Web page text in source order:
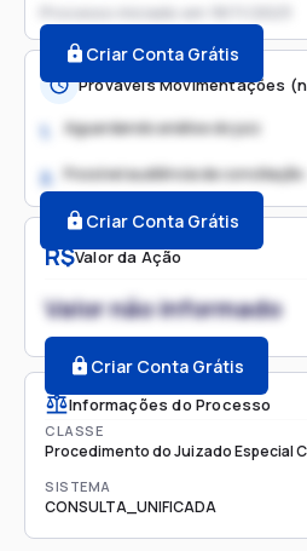
R$Valor da Ação
Valor não informado
Criar Conta Grátis
Informações do Processo
CLASSE
Procedimento do Juizado Especial
SISTEMA
CONSULTA_UNIFICADA
Processo iniciado em
Criar Conta Grátis
Prováveis Movimentações
1. Aguardando análise do juiz
2. Possível audiência de conciliação
Criar Conta Grátis